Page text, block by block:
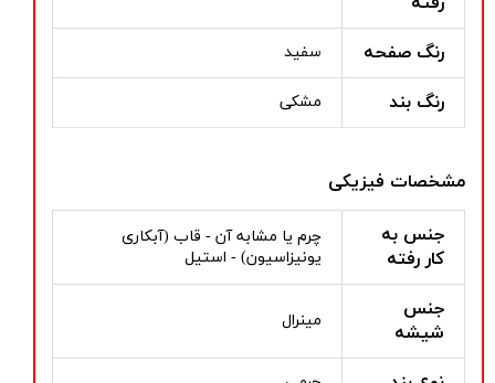
رنگ صفحه سفید
رنگ بند مشکی
مشخصات فیزیکی
جنس به
کار رفته
چرم یا مشابه آن - قاب (آبکاری
یونیزاسیون) - استیل
جنس
شیشه
مینرال